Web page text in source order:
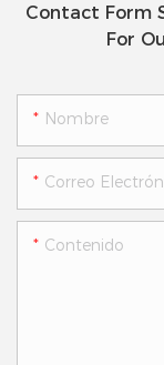
Contact Form
For
Nombre
Correo
Contenido